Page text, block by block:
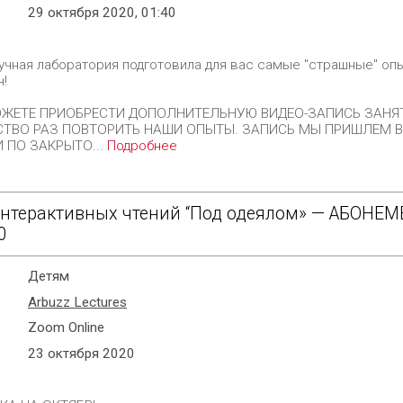
29 октября 2020, 01:40
лаборатория подготовила для вас самые "страшные"
ПРИОБРЕСТИ ДОПОЛНИТЕЛЬНУЮ ВИДЕО-ЗАПИСЬ
РАЗ ПОВТОРИТЬ НАШИ ОПЫТЫ. ЗАПИСЬ МЫ ПРИШЛЕМ
ПО ЗАКРЫТО... Подробнее
чтений “Под одеялом» —
Детям
Arbuzz Lectures
Zoom Online
23 октября 2020